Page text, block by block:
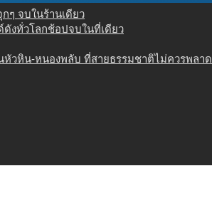
ๆ จบในร้านเดียว
ดังทั่วโลกช้อปจบในที่เดียว
นหัวหิน-หนองพลับ ที่สายธรรมชาติไม่ควรพลาด